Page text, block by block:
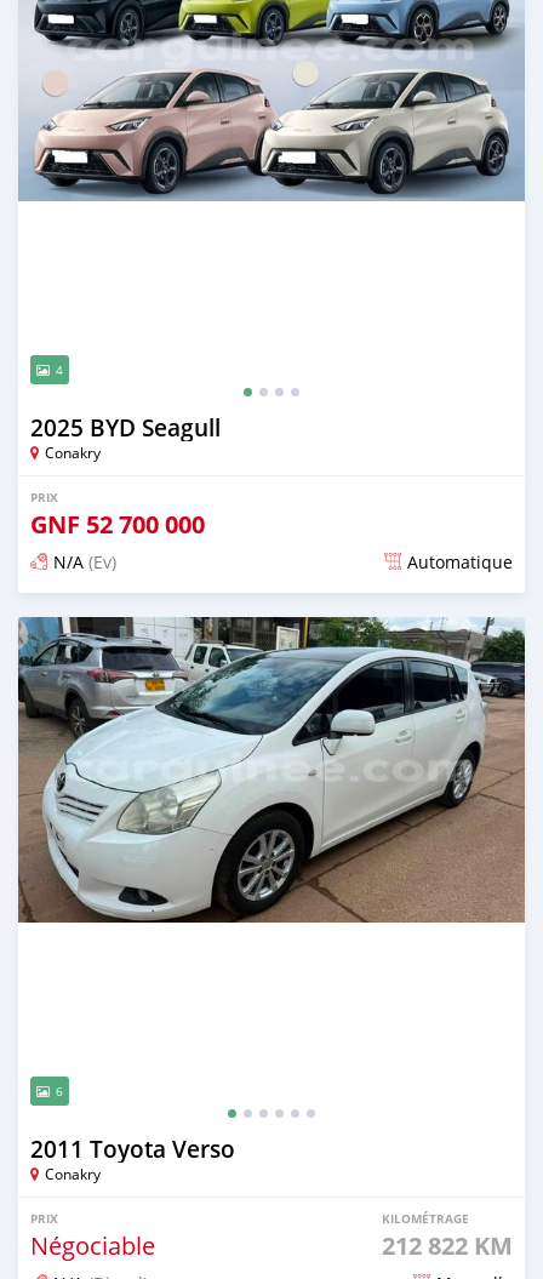
4
2025 BYD Seagull
Conakry
PRIX
GNF 52 700 000
N/A (Ev) Automatique
Publié il y a 12 jours
6
2011 Toyota Verso
Conakry
PRIX
Négociable
KILOMÉTRAGE
212 822 KM